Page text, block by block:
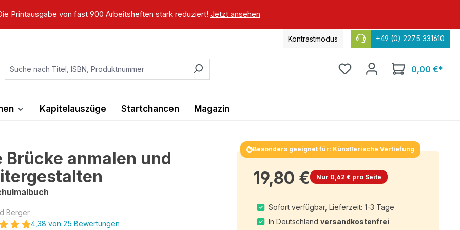
Printausgabe von fast 900 Arbeitsheften stark reduziert! Jetzt ansehen
Kontrastmodus +49 (0) 2275 331610
0,00 €*
Kapitelauszüge Startchancen Magazin
Brücke anmalen und
Berger
4,38 von 25 Bewertungen
Besonders geeignet für: Künstlerische Vertiefung
19,80 € Nur 0,62 € pro Seite
Sofort verfügbar, Lieferzeit: 1-3 Tage
In Deutschland versandkostenfrei